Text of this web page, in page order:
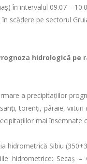
în intervalul 09.07 –
scădere pe sectorul
hidrologică pe
a precipitațiilor
torenţi, pâraie,
mai însemnate
hidrometrică Sibiu
hidrometrice: Secaș –